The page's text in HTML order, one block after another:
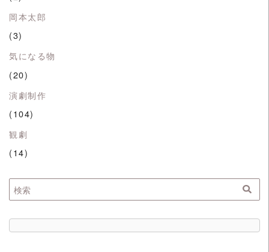
岡本太郎
(3)
気になる物
(20)
演劇制作
(104)
観劇
(14)